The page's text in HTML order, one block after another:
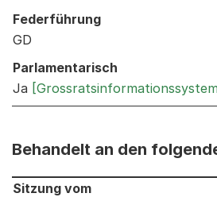
Federführung
GD
Parlamentarisch
Ja
Behandelt an den
Behandelt an den folgenden
Sitzung vom